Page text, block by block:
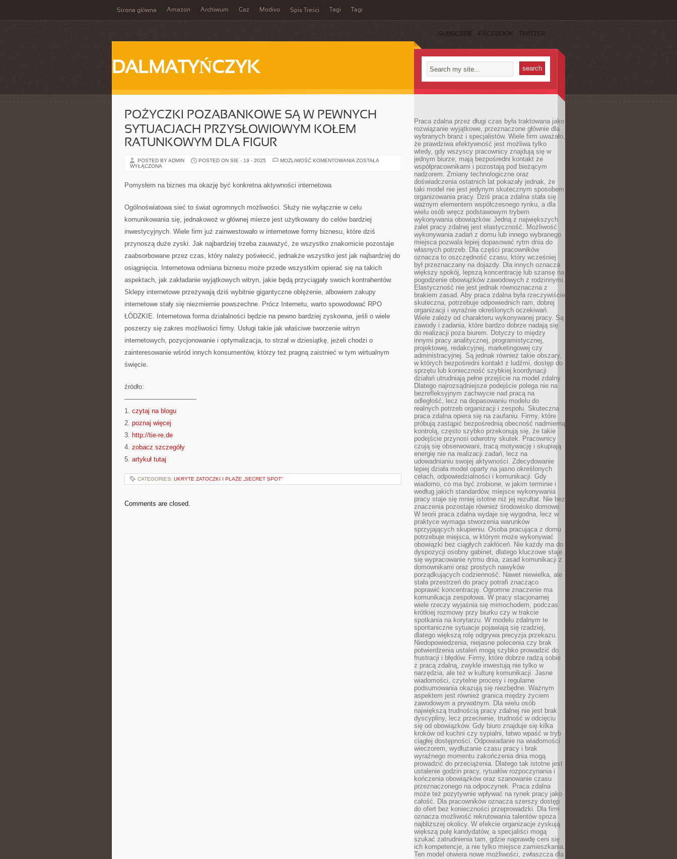
Strona główna Amazon Archiwum Gaz Modivo Spis Treści Tagi Tagi
SUBSCRIBE FACEBOOK TWITTER
DALMATYŃCZYK
POŻYCZKI POZABANKOWE SĄ W PEWNYCH
SYTUACJACH PRZYSŁOWIOWYM KOŁEM
RATUNKOWYM DLA FIGUR
POSTED BY ADMIN POSTED ON SIE - 19 - 2025 MOŻLIWOŚĆ KOMENTOWANIA POŻYCZKI
RATUNKOWYM
DLA
ZOSTAŁA
WYŁĄCZONA
Pomysłem na biznes ma okazję być konkretna aktywności internetowa
Ogólnoświatowa sieć to świat ogromnych możliwości. Służy nie wyłącznie w celu
komunikowania się, jednakowoż w głównej mierze jest użytkowany do celów bardziej
inwestycyjnych. Wiele firm już zainwestowało w internetowe formy biznesu, które dziś
przynoszą duże zyski. Jak najbardziej trzeba zauważyć, że wszystko znakomicie pozostaje
zaabsorbowane przez czas, który należy poświecić, jednakże wszystko jest jak najbardziej do
osiągnięcia. Internetowa odmiana biznesu może przede wszystkim opierać się na takich
aspektach, jak zakładanie wyjątkowych witryn, jakie będą przyciągały swoich kontrahentów.
Sklepy internetowe przeżywają dziś wybitnie gigantyczne oblężenie, albowiem zakupy
internetowe stały się niezmiernie powszechne. Prócz Internetu, warto spowodować RPO
ŁÓDZKIE. Internetowa forma działalności będzie na pewno bardziej zyskowna, jeśli o wiele
poszerzy się zakres możliwości firmy. Usługi takie jak właściwe tworzenie witryn
internetowych, pozycjonowanie i optymalizacja, to strzał w dziesiątkę, jeżeli chodzi o
zainteresowanie wśród innych konsumentów, którzy też pragną zaistnieć w tym wirtualnym
święcie.
źródło:
———————————
1. czytaj na blogu
2. poznaj więcej
3. http://tie-re.de
4. zobacz szczegóły
5. artykuł tutaj
CATEGORIES: UKRYTE ZATOCZKI I PLAŻE „SECRET SPOT”
Comments are closed.
Praca zdalna przez długi czas była traktowana jako
rozwiązanie wyjątkowe, przeznaczone głównie dla
wybranych branż i specjalistów. Wiele firm uważało,
że prawdziwa efektywność jest możliwa tylko
wtedy, gdy wszyscy pracownicy znajdują się w
jednym biurze, mają bezpośredni kontakt ze
współpracownikami i pozostają pod bieżącym
nadzorem. Zmiany technologiczne oraz
doświadczenia ostatnich lat pokazały jednak, że
taki model nie jest jedynym skutecznym sposobem
organizowania pracy. Dziś praca zdalna stała się
ważnym elementem współczesnego rynku, a dla
wielu osób wręcz podstawowym trybem
wykonywania obowiązków. Jedną z największych
zalet pracy zdalnej jest elastyczność. Możliwość
wykonywania zadań z domu lub innego wybranego
miejsca pozwala lepiej dopasować rytm dnia do
własnych potrzeb. Dla części pracowników
oznacza to oszczędność czasu, który wcześniej
był przeznaczany na dojazdy. Dla innych oznacza
większy spokój, lepszą koncentrację lub szansę na
pogodzenie obowiązków zawodowych z rodzinnymi.
Elastyczność nie jest jednak równoznaczna z
brakiem zasad. Aby praca zdalna była rzeczywiście
skuteczna, potrzebuje odpowiednich ram, dobrej
organizacji i wyraźnie określonych oczekiwań.
Wiele zależy od charakteru wykonywanej pracy. Są
zawody i zadania, które bardzo dobrze nadają się
do realizacji poza biurem. Dotyczy to między
innymi pracy analitycznej, programistycznej,
projektowej, redakcyjnej, marketingowej czy
administracyjnej. Są jednak również takie obszary,
w których bezpośredni kontakt z ludźmi, dostęp do
sprzętu lub konieczność szybkiej koordynacji
działań utrudniają pełne przejście na model zdalny.
Dlatego najrozsądniejsze podejście polega nie na
bezrefleksyjnym zachwycie nad pracą na
odległość, lecz na dopasowaniu modelu do
realnych potrzeb organizacji i zespołu. Skuteczna
praca zdalna opiera się na zaufaniu. Firmy, które
próbują zastąpić bezpośrednią obecność nadmierną
kontrolą, często szybko przekonują się, że takie
podejście przynosi odwrotny skutek. Pracownicy
czują się obserwowani, tracą motywację i skupiają
energię nie na realizacji zadań, lecz na
udowadnianiu swojej aktywności. Zdecydowanie
lepiej działa model oparty na jasno określonych
celach, odpowiedzialności i komunikacji. Gdy
wiadomo, co ma być zrobione, w jakim terminie i
według jakich standardów, miejsce wykonywania
pracy staje się mniej istotne niż jej rezultat. Nie bez
znaczenia pozostaje również środowisko domowe.
W teorii praca zdalna wydaje się wygodna, lecz w
praktyce wymaga stworzenia warunków
sprzyjających skupieniu. Osoba pracująca z domu
potrzebuje miejsca, w którym może wykonywać
obowiązki bez ciągłych zakłóceń. Nie każdy ma do
dyspozycji osobny gabinet, dlatego kluczowe staje
się wypracowanie rytmu dnia, zasad komunikacji z
domownikami oraz prostych nawyków
porządkujących codzienność. Nawet niewielka, ale
stała przestrzeń do pracy potrafi znacząco
poprawić koncentrację. Ogromne znaczenie ma
komunikacja zespołowa. W pracy stacjonarnej
wiele rzeczy wyjaśnia się mimochodem, podczas
krótkiej rozmowy przy biurku czy w trakcie
spotkania na korytarzu. W modelu zdalnym te
spontaniczne sytuacje pojawiają się rzadziej,
dlatego większą rolę odgrywa precyzja przekazu.
Niedopowiedzenia, niejasne polecenia czy brak
potwierdzenia ustaleń mogą szybko prowadzić do
frustracji i błędów. Firmy, które dobrze radzą sobie
z pracą zdalną, zwykle inwestują nie tylko w
narzędzia, ale też w kulturę komunikacji. Jasne
wiadomości, czytelne procesy i regularne
podsumowania okazują się niezbędne. Ważnym
aspektem jest również granica między życiem
zawodowym a prywatnym. Dla wielu osób
największą trudnością pracy zdalnej nie jest brak
dyscypliny, lecz przeciwnie, trudność w odcięciu
się od obowiązków. Gdy biuro znajduje się kilka
kroków od kuchni czy sypialni, łatwo wpaść w tryb
ciągłej dostępności. Odpowiadanie na wiadomości
wieczorem, wydłużanie czasu pracy i brak
wyraźnego momentu zakończenia dnia mogą
prowadzić do przeciążenia. Dlatego tak istotne jest
ustalenie godzin pracy, rytuałów rozpoczynania i
kończenia obowiązków oraz szanowanie czasu
przeznaczonego na odpoczynek. Praca zdalna
może też pozytywnie wpływać na rynek pracy jako
całość. Dla pracowników oznacza szerszy dostęp
do ofert bez konieczności przeprowadzki. Dla firm
oznacza możliwość rekrutowania talentów spoza
najbliższej okolicy. W efekcie organizacje zyskują
większą pulę kandydatów, a specjaliści mogą
szukać zatrudnienia tam, gdzie naprawdę ceni się
ich kompetencje, a nie tylko miejsce zamieszkania.
Ten model otwiera nowe możliwości, zwłaszcza dla